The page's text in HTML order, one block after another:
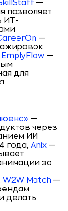
—
позволяет
ИТ-
—
EmplyFlow —
для
—
через
ИИ
года, Anix —
за
W2W Match —
делать